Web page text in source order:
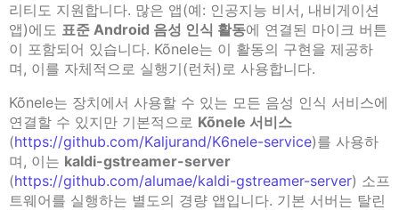
리티도 지원합니다. 많은 앱(예: 인공지능 비서, 내비게이션
앱)에도 표준 Android 음성 인식 활동에 연결된 마이크 버튼
이 포함되어 있습니다. Kõnele는 이 활동의 구현을 제공하
며, 이를 자체적으로 실행기(런처)로 사용합니다.
Kõnele는 장치에서 사용할 수 있는 모든 음성 인식 서비스에
연결할 수 있지만 기본적으로 Kõnele 서비스
(https://github.com/Kaljurand/K6nele-service)를 사용하
며, 이는 kaldi-gstreamer-server
(https://github.com/alumae/kaldi-gstreamer-server) 소프
트웨어를 실행하는 별도의 경량 앱입니다. 기본 서버는 탈린